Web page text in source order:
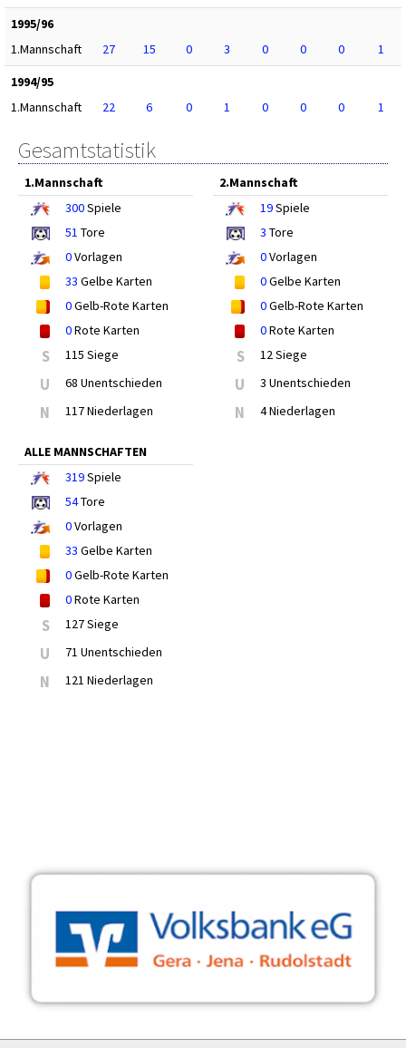
1995/96
1.Mannschaft
27 15 0 3 0 0 0
1
1994/95
1.Mannschaft
22 6 0 1 0 0 0 1
Gesamtstatistik
1.Mannschaft
300Spiele
51 Tore
0Vorlagen
33 Gelbe Karten
0Gelb-Rote Karten
0Rote Karten
S 115 Siege
U 68 Unentschieden
N 117 Niederlagen
2.Mannschaft
19Spiele
3 Tore
0Vorlagen
0Gelbe Karten
0Gelb-Rote Karten
0Rote Karten
S 12 Siege
U 3 Unentschieden
N 4 Niederlagen
ALLE MANNSCHAFTEN
319Spiele
54Tore
0Vorlagen
33 Gelbe Karten
0Gelb-Rote Karten
0Rote Karten
S 127 Siege
U 71 Unentschieden
N 121 Niederlagen